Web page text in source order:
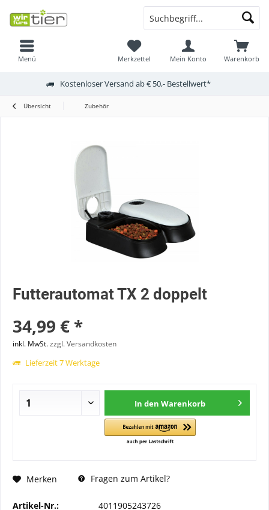
Menü Warenkorb
Merkzettel Mein Konto
Kostenloser Versand ab € 50,- Bestellwert*
Übersicht Zubehör
Futterautomat TX 2 doppelt
34,99 € *
inkl. MwSt.zzgl. Versandkosten
Lieferzeit 7 Werktage
In den Warenkorb
Merken Fragen zum Artikel?
Artikel-Nr.: 4011905243726